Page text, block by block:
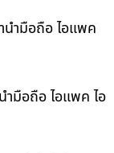
นำมือถือ ไอแพค
ำมือถือ ไอแพค ไอ